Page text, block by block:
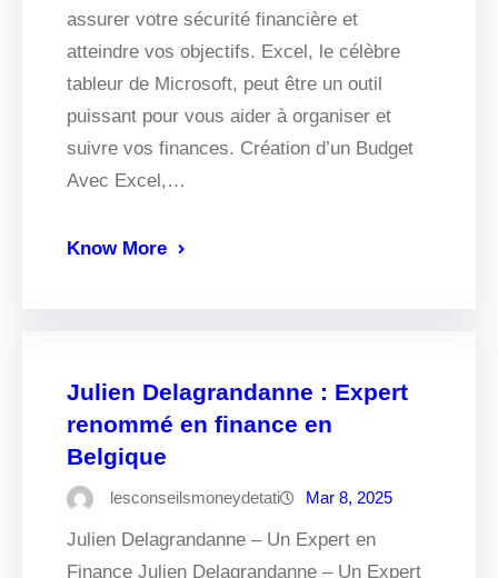
assurer votre sécurité financière et
atteindre vos objectifs. Excel, le célèbre
tableur de Microsoft, peut être un outil
puissant pour vous aider à organiser et
suivre vos finances. Création d’un Budget
Avec Excel,…
Know More
Julien Delagrandanne : Expert
renommé en finance en
Belgique
lesconseilsmoneydetati Mar 8, 2025
Julien Delagrandanne – Un Expert en
Finance Julien Delagrandanne – Un Expert